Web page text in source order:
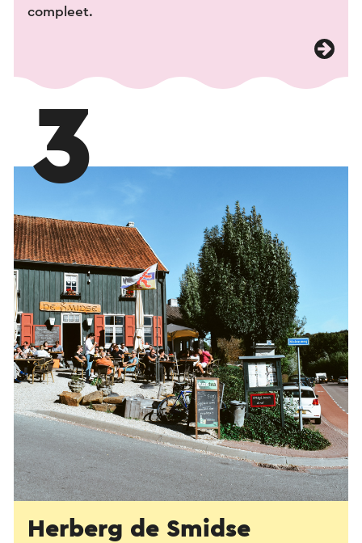
compleet.
3
Herberg de Smidse